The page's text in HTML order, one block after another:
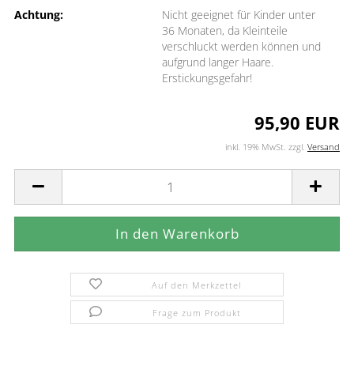
Achtung:
Nicht geeignet für Kinder unter
36 Monaten, da Kleinteile
verschluckt werden können und
aufgrund langer Haare.
Erstickungsgefahr!
95,90 EUR
inkl. 19% MwSt. zzgl. Versand
Auf den Merkzettel
Frage zum Produkt